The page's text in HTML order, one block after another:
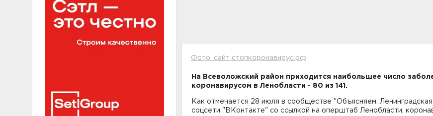
Фото: сайт стопкоронавирус.рф
На Всеволожский район приходится наибольшее число
коронавирусом в Ленобласти - 80 из 141.
Как отмечается 28 июля в сообществе "Объясняем. Ленинградская
соцсети "ВКонтакте" со ссылкой на оперштаб Ленобласти,